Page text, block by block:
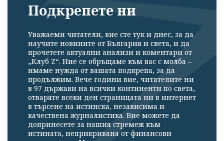
Подкрепете ни
Уважаеми читатели, вие сте тук и днес, за да
научите новините от България и света, и да
прочетете актуални анализи и коментари от
„Клуб Z“. Ние се обръщаме към вас с молба –
имаме нужда от вашата подкрепа, за да
продължим. Вече години вие, читателите ни
в 97 държави на всички континенти по света,
отваряте всеки ден страницата ни в интернет
в търсене на истинска, независима и
качествена журналистика. Вие можете да
допринесете за нашия стремеж към
истината, неприкривана от финансови